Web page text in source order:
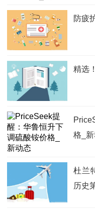
防疲
精选
格_
杜兰
历史